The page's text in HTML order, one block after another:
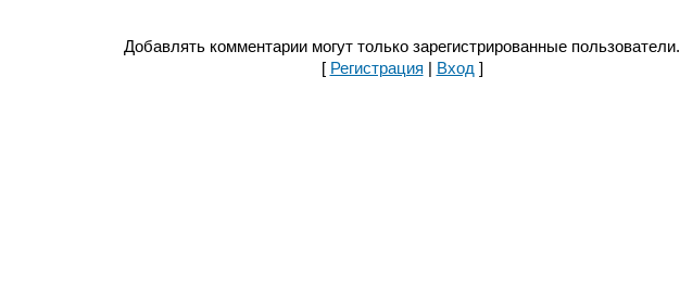
Добавлять комментарии могут только зарегистрированные пользователи.
[ Регистрация Вход]